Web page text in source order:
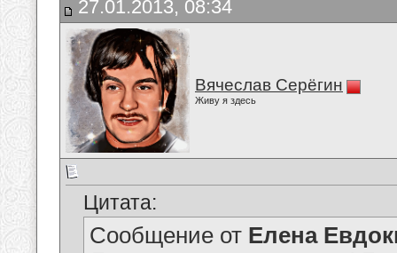
27.01.2013, 08:34
Вячеслав Серёгин
Живу я здесь
Цитата:
Сообщение от Елена